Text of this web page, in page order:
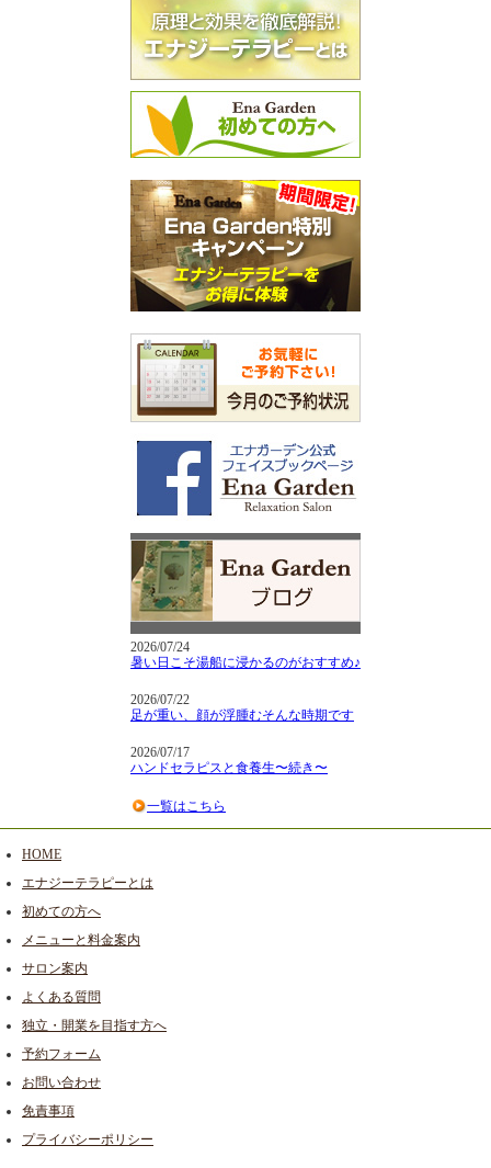
2026/07/24
暑い日こそ湯船に浸かるのがおすすめ♪
2026/07/22
足が重い、顔が浮腫むそんな時期です
2026/07/17
ハンドセラピスと食養生〜続き〜
一覧はこちら
HOME
エナジーテラピーとは
初めての方へ
メニューと料金案内
サロン案内
よくある質問
独立・開業を目指す方へ
予約フォーム
お問い合わせ
免責事項
プライバシーポリシー